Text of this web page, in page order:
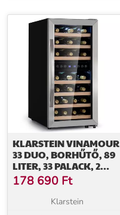
KLARSTEIN VINAMOUR
33 DUO, BORHŰTŐ, 89
LITER, 33 PALACK, 2
ZÓNA, 5-18 °C,
ÉRINTÉSVEZÉRLÉS
178 690 Ft
Klarstein